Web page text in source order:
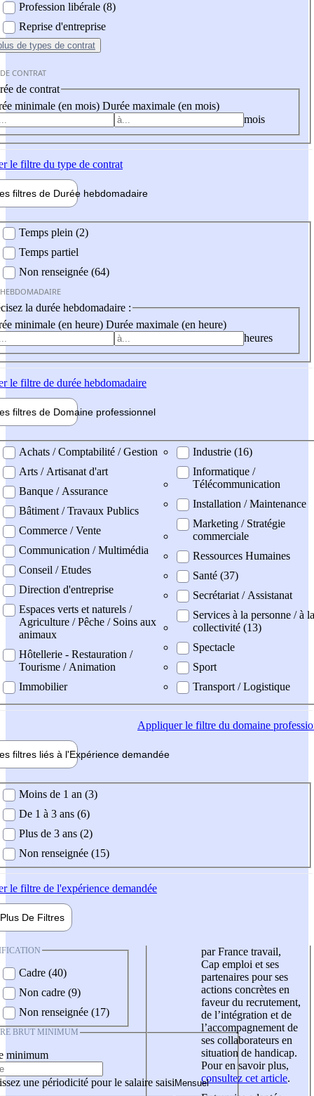
Profession libérale (8)
Reprise d'entreprise
de types de contrat
CONTRAT
de contrat
minimale (en mois) Durée maximale (en mois)
mois
le filtre du type de contrat
filtres de Durée hebdomadaire
Temps plein (2)
Temps partiel
Non renseignée (64)
la durée hebdomadaire :
minimale (en heure) Durée maximale (en heure)
heures
le filtre de durée hebdomadaire
filtres de Domaine professionnel
professionel
Achats / Comptabilité / Gestion
Arts / Artisanat d'art
Banque / Assurance
Bâtiment / Travaux Publics
Commerce / Vente
Communication / Multimédia
Conseil / Etudes
Direction d'entreprise
Espaces verts et naturels /
Agriculture / Pêche / Soins aux
animaux
Hôtellerie - Restauration /
Tourisme / Animation
Immobilier
Industrie (16)
Informatique /
Télécommunication
Installation / Maintenance
Marketing / Stratégie
commerciale
Ressources Humaines
Santé (37)
Secrétariat / Assistanat
Services à la personne / à la
collectivité (13)
Spectacle
Sport
Transport / Logistique
Appliquerle filtre du domaine
filtres liés à l'Expérience demandée
demandée
Moins de 1 an (3)
De 1 à 3 ans (6)
Plus de 3 ans (2)
Non renseignée (15)
le filtre de l'expérience demandée
Plus De Filtres
Cadre (40)
Non cadre (9)
Non renseignée (17)
BRUT MINIMUM
minimum
une périodicité pour le salaire saisi
par France travail,
Cap emploi et ses
partenaires pour ses
actions concrètes en
faveur du recrutement,
de l’intégration et de
l’accompagnement de
ses collaborateurs en
situation de handicap.
Pour en savoir plus,
consultez cet article.